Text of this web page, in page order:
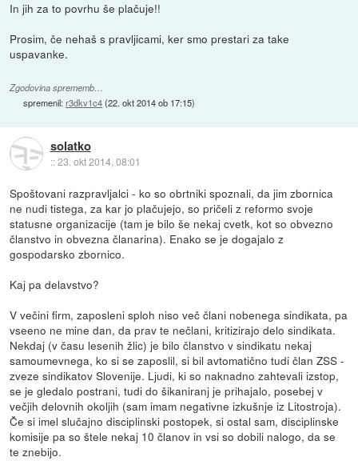
In jih za to povrhu še plačuje!!
Prosim, če nehaš s pravljicami, ker smo prestari za take
uspavanke.
Zgodovina sprememb…
spremenil:r3dkv1c4(22. okt 2014 ob 17:15)
solatko
::23. okt 2014, 08:01
Spoštovani razpravljalci - ko so obrtniki spoznali, da jim zbornica
ne nudi tistega, za kar jo plačujejo, so pričeli z reformo svoje
statusne organizacije (tam je bilo še nekaj cvetk, kot so obvezno
članstvo in obvezna članarina). Enako se je dogajalo z
gospodarsko zbornico.
Kaj pa delavstvo?
V večini firm, zaposleni sploh niso več člani nobenega sindikata, pa
vseeno ne mine dan, da prav te nečlani, kritizirajo delo sindikata.
Nekdaj (v času lesenih žlic) je bilo članstvo v sindikatu nekaj
samoumevnega, ko si se zaposlil, si bil avtomatično tudi član ZSS -
zveze sindikatov Slovenije. Ljudi, ki so naknadno zahtevali izstop,
se je gledalo postrani, tudi do šikaniranj je prihajalo, posebej v
večjih delovnih okoljih (sam imam negativne izkušnje iz Litostroja).
Če si imel slučajno disciplinski postopek, si ostal sam, disciplinske
komisije pa so štele nekaj 10 članov in vsi so dobili nalogo, da se
te znebijo.